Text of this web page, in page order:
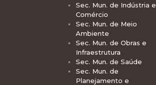
Sec. Mun. de Indústria e
Comércio
Sec. Mun. de Meio
Ambiente
Sec. Mun. de Obras e
Infraestrutura
Sec. Mun. de Saúde
Sec. Mun. de
Planejamento e